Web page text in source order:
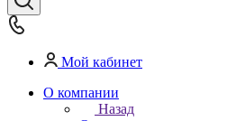
Мой кабинет
О компании
Назад